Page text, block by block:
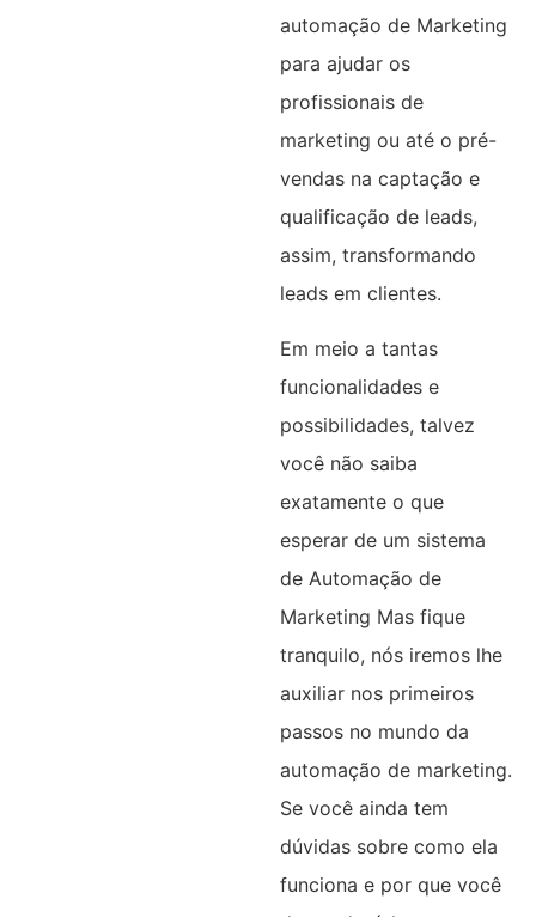
automação de Marketing
para ajudar os
profissionais de
marketing ou até o pré-
vendas na captação e
qualificação de leads,
assim, transformando
leads em clientes.
Em meio a tantas
funcionalidades e
possibilidades, talvez
você não saiba
exatamente o que
esperar de um sistema
de Automação de
Marketing Mas fique
tranquilo, nós iremos lhe
auxiliar nos primeiros
passos no mundo da
automação de marketing.
Se você ainda tem
dúvidas sobre como ela
funciona e por que você